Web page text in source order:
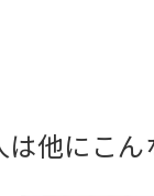
他にこん